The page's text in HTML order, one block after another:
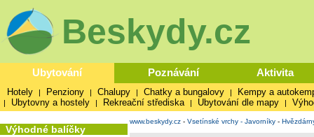
Beskydy.cz
Ubytování Poznávání Aktivita
Hotely | Penziony | Chalupy | Chatky a bungalovy | Kempy a
| Ubytovny a hostely | Rekreační střediska | Ubytování dle mapy |
Výhodné balíčky
www.beskydy.cz - Vsetínské vrchy - Javorníky -